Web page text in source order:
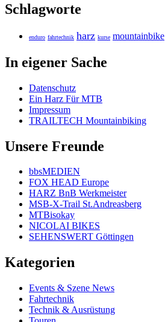
Schlagworte
enduro fahrtechnik harz kurse mountainbike
In eigener Sache
Datenschutz
Ein Harz Für MTB
Impressum
TRAILTECH Mountainbiking
Unsere Freunde
bbsMEDIEN
FOX HEAD Europe
HARZ BnB Werkmeister
MSB-X-Trail St.Andreasberg
MTBisokay
NICOLAI BIKES
SEHENSWERT Göttingen
Kategorien
Events & Szene News
Fahrtechnik
Technik & Ausrüstung